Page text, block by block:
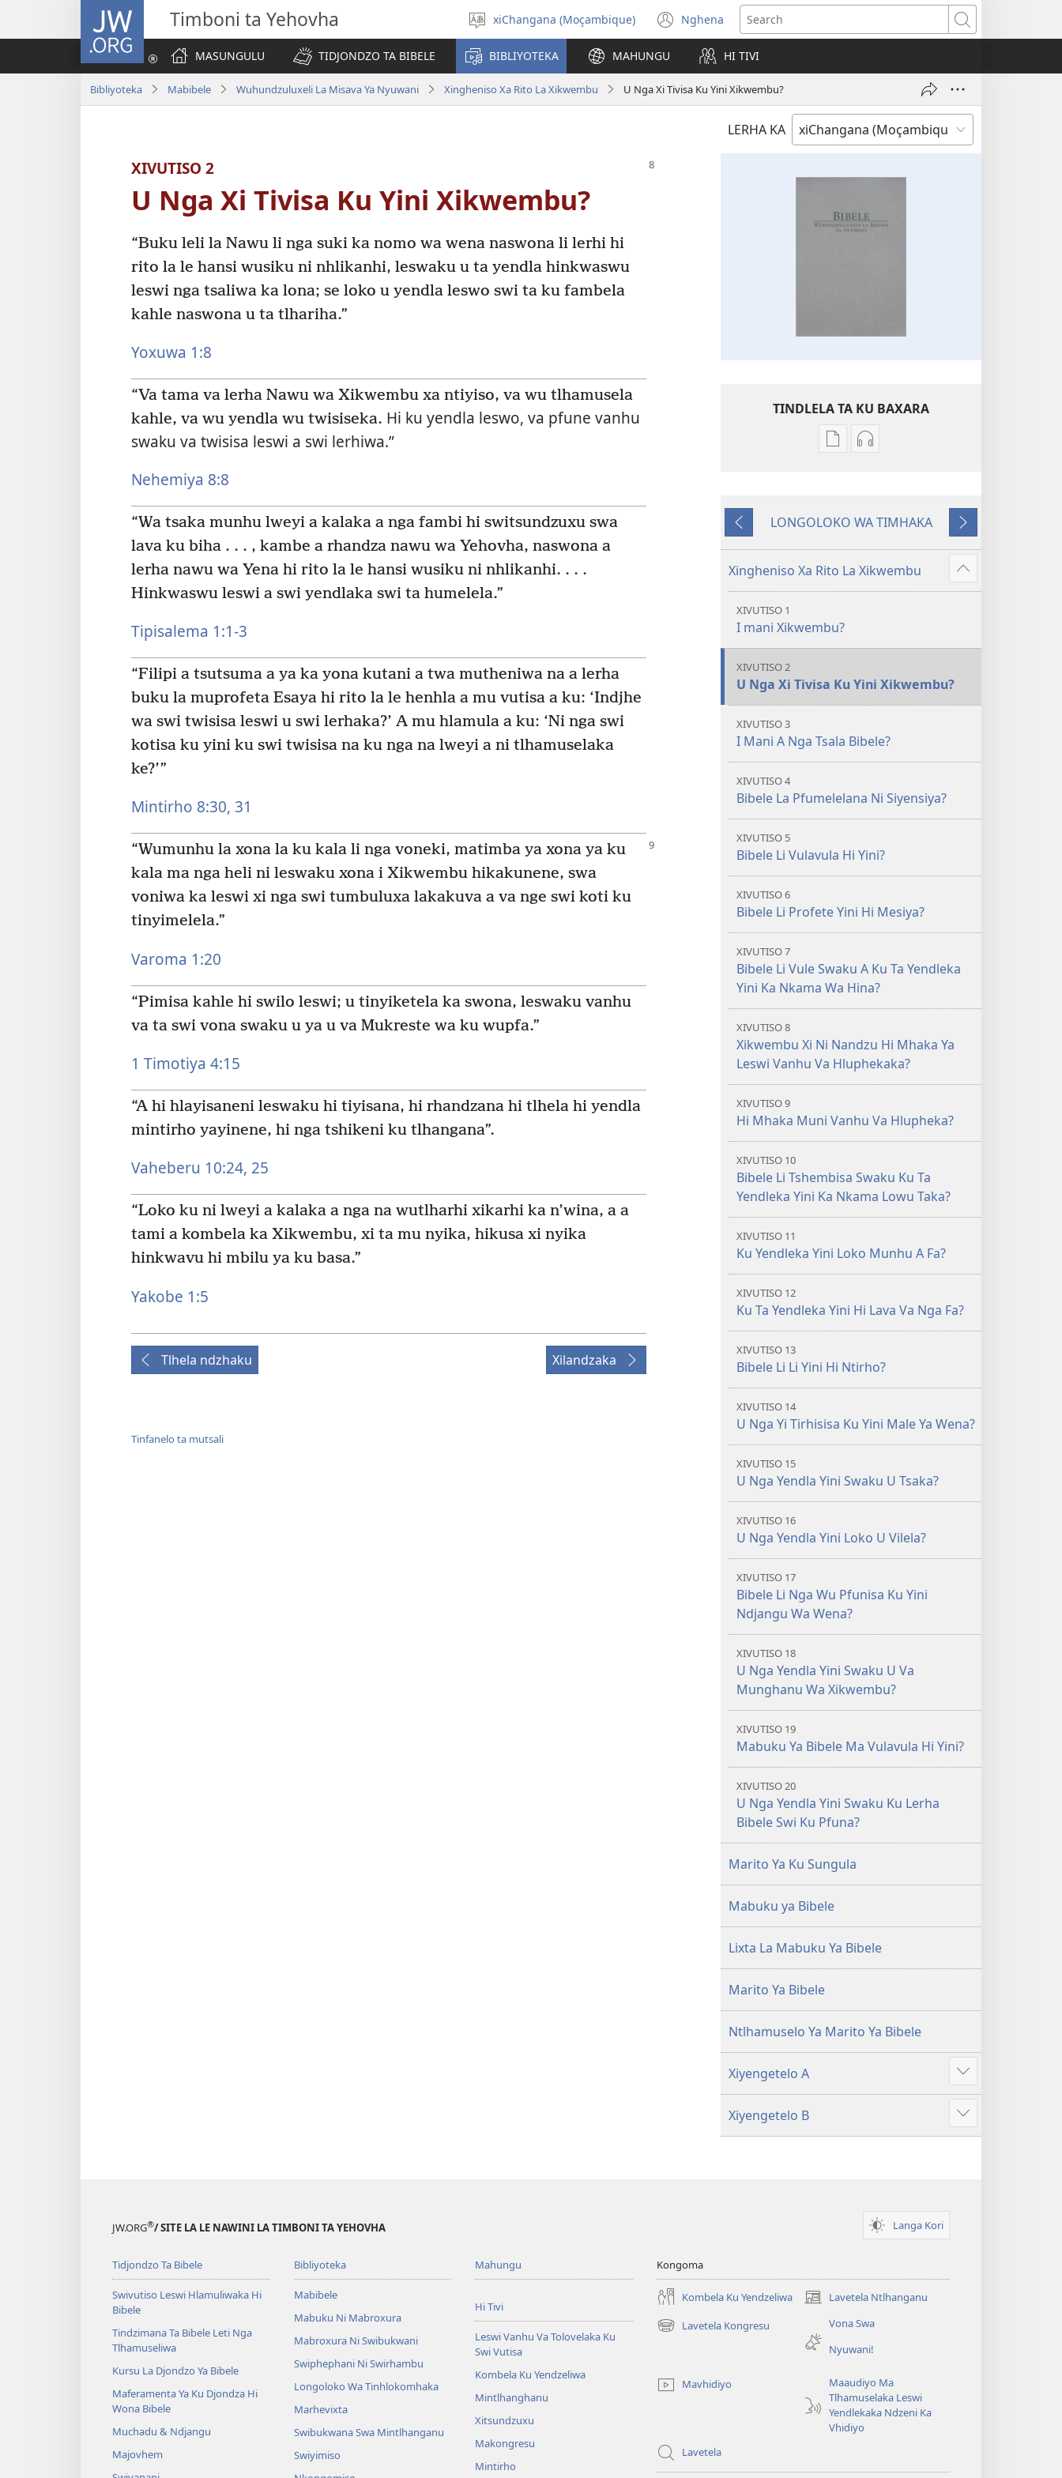
JW.ORG Timboni ta Yehovha
Hlawula
lirimi
xiChangana (Moçambique) Nghena
(opens
new
window)
Search
MASUNGULU
TIDJONDZO TA BIBELE BIBLIYOTEKA MAHUNGU HI TIVI
Bibliyoteka Mabibele Wuhundzuluxeli La Misava Ya Nyuwani Xingheniso Xa Rito La Xikwembu U Nga Xi Tivisa Ku Yini Xikwembu?
LERHA KA
XIVUTISO 2
U Nga Xi Tivisa Ku Yini Xikwembu?
“Buku leli la Nawu li nga suki ka nomo wa wena naswona li lerhi hi
rito la le hansi wusiku ni nhlikanhi, leswaku u ta yendla hinkwaswu
leswi nga tsaliwa ka lona; se loko u yendla leswo swi ta ku fambela
kahle naswona u ta tlhariha.”
Yoxuwa 1:8
“Va tama va lerha Nawu wa Xikwembu xa ntiyiso, va wu tlhamusela
kahle, va wu yendla wu twisiseka. Hi ku yendla leswo, va pfune vanhu
swaku va twisisa leswi a swi lerhiwa.”
Nehemiya 8:8
“Wa tsaka munhu lweyi a kalaka a nga fambi hi switsundzuxu swa
lava ku biha . . . , kambe a rhandza nawu wa Yehovha, naswona a
lerha nawu wa Yena hi rito la le hansi wusiku ni nhlikanhi. . . .
Hinkwaswu leswi a swi yendlaka swi ta humelela.”
Tipisalema 1:1-3
“Filipi a tsutsuma a ya ka yona kutani a twa mutheniwa na a lerha
buku la muprofeta Esaya hi rito la le henhla a mu vutisa a ku: ‘Indjhe
wa swi twisisa leswi u swi lerhaka?’ A mu hlamula a ku: ‘Ni nga swi
kotisa ku yini ku swi twisisa na ku nga na lweyi a ni tlhamuselaka
ke?’”
Mintirho 8:30, 31
“Wumunhu la xona la ku kala li nga voneki, matimba ya xona ya ku
kala ma nga heli ni leswaku xona i Xikwembu hikakunene, swa
voniwa ka leswi xi nga swi tumbuluxa lakakuva a va nge swi koti ku
tinyimelela.”
Varoma 1:20
“Pimisa kahle hi swilo leswi; u tinyiketela ka swona, leswaku vanhu
va ta swi vona swaku u ya u va Mukreste wa ku wupfa.”
1 Timotiya 4:15
“A hi hlayisaneni leswaku hi tiyisana, hi rhandzana hi tlhela hi yendla
mintirho yayinene, hi nga tshikeni ku tlhangana”.
Vaheberu 10:24, 25
“Loko ku ni lweyi a kalaka a nga na wutlharhi xikarhi ka n’wina, a a
tami a kombela ka Xikwembu, xi ta mu nyika, hikusa xi nyika
hinkwavu hi mbilu ya ku basa.”
Yakobe 1:5
Tlhela ndzhaku Xilandzaka
Tinfanelo ta mutsali
TINDLELA TA KU BAXARA
Ku
ya
Wuhundzuluxeli
La
Ya
Nyuwani
Kubaxara
Wuhundzuluxeli
Misava
Ya
Tlhela
ndzhaku
LONGOLOKO WA TIMHAKA
Xilandzaka
Xingheniso Xa Rito La Xikwembu
Show
more
XIVUTISO 1
I mani Xikwembu?
XIVUTISO 2
U Nga Xi Tivisa Ku Yini Xikwembu?
XIVUTISO 3
I Mani A Nga Tsala Bibele?
XIVUTISO 4
Bibele La Pfumelelana Ni Siyensiya?
XIVUTISO 5
Bibele Li Vulavula Hi Yini?
XIVUTISO 6
Bibele Li Profete Yini Hi Mesiya?
XIVUTISO 7
Bibele Li Vule Swaku A Ku Ta Yendleka
Yini Ka Nkama Wa Hina?
XIVUTISO 8
Xikwembu Xi Ni Nandzu Hi Mhaka Ya
Leswi Vanhu Va Hluphekaka?
XIVUTISO 9
Hi Mhaka Muni Vanhu Va Hlupheka?
XIVUTISO 10
Bibele Li Tshembisa Swaku Ku Ta
Yendleka Yini Ka Nkama Lowu Taka?
XIVUTISO 11
Ku Yendleka Yini Loko Munhu A Fa?
XIVUTISO 12
Ku Ta Yendleka Yini Hi Lava Va Nga Fa?
XIVUTISO 13
Bibele Li Li Yini Hi Ntirho?
XIVUTISO 14
U Nga Yi Tirhisisa Ku Yini Male Ya Wena?
XIVUTISO 15
U Nga Yendla Yini Swaku U Tsaka?
XIVUTISO 16
U Nga Yendla Yini Loko U Vilela?
XIVUTISO 17
Bibele Li Nga Wu Pfunisa Ku Yini
Ndjangu Wa Wena?
XIVUTISO 18
U Nga Yendla Yini Swaku U Va
Munghanu Wa Xikwembu?
XIVUTISO 19
Mabuku Ya Bibele Ma Vulavula Hi Yini?
XIVUTISO 20
U Nga Yendla Yini Swaku Ku Lerha
Bibele Swi Ku Pfuna?
Marito Ya Ku Sungula
Mabuku ya Bibele
Lixta La Mabuku Ya Bibele
Marito Ya Bibele
Ntlhamuselo Ya Marito Ya Bibele
Xiyengetelo A
Show
more
Xiyengetelo B
Show
more
JW.ORG®/ SITE LA LE NAWINI LA TIMBONI TA YEHOVHA Langa Kori
Tidjondzo Ta Bibele
Swivutiso Leswi Hlamuliwaka Hi
Bibele
Tindzimana Ta Bibele Leti Nga
Tlhamuseliwa
Kursu La Djondzo Ya Bibele
Maferamenta Ya Ku Djondza Hi
Wona Bibele
Muchadu & Ndjangu
Majovhem
Bibliyoteka
Mabibele
Mabuku Ni Mabroxura
Mabroxura Ni Swibukwani
Swiphephani Ni Swirhambu
Longoloko Wa Tinhlokomhaka
Marhevixta
Swibukwana Swa Mintlhanganu
Swiyimiso
Mahungu
Hi Tivi
Leswi Vanhu Va Tolovelaka Ku
Swi Vutisa
Kombela Ku Yendzeliwa
Mintlhanghanu
Xitsundzuxu
Makongresu
Mintirho
Kongoma
Kombela Ku Yendzeliwa Lavetela Ntlhanganu
(opens
window)
Lavetela Kongresu
(opens
Vona Swa
Nyuwani!
Mavhidiyo
Maaudiyo Ma
Tlhamuselaka Leswi
Yendlekaka Ndzeni Ka
Vhidiyo
Lavetela